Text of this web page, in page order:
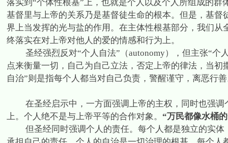
落实到“个体性根基”上，也就是个人以及个人所组成的
基督里与上帝的关系乃是基督徒生命的根本。但是，基
界上当发挥的光与盐的作用。在主体性根基部分，我们
终落实在对上帝对他人的爱的情感和行为上。
圣经强烈反对“个人自法”（autonomy），但主张“个
点来衡量一切，自己为自己立法，否定上帝的律法，当
自治”则是指每个人都当对自己负责，警醒谨守，离恶行
在圣经启示中，一方面强调上帝的主权，同时也强
上。个人绝不是与上帝平等的合作对象。 “万民都像水桶
但圣经同时强调个人的责任。每个人都是独立的实